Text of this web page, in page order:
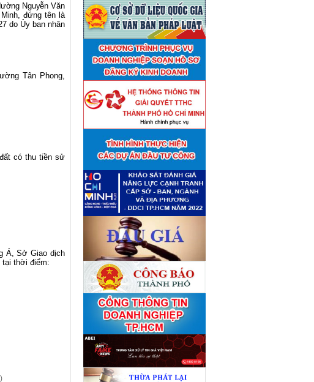
Nguyễn Văn
đứng tên là
do Ủy ban nhân
Tân Phong,
có thu tiền sử
Á, Sở Giao dịch
tại thời điểm:
Thuê đơn vị tư vấn thẩm định
giá tài sản theo 09 Yêu cầu
định giá tài sản (04/08)
■ Quyết định số 4489/QĐ-
UBND ngày 21 tháng 7 năm
2026 của Ủy ban nhân dân
Thành phố về việc công bố
danh mục thủ tục hành chính
bị bãi bỏ lĩnh vực Công nghệ
thông tin thuộc phạm vi chức
năng quản lý của Sở Tài
chính (27/07)
Quyết định số 4477/QĐ-
UBND ngày 20 tháng 7 năm
2026 của Ủy ban nhân dân
Thành phố về việc công bố
danh mục thủ tục hành chính
nội bộ mới ban hành lĩnh vực
Công nghệ thông tin thuộc
phạm vi chức năng quản lý
của Sở Tài chính (27/07)
■ Thuê đơn vị tư vấn thẩm định
giá số C45701 (lần 2)
(27/07)
Thuê đơn vị tư vấn thẩm định
giá số 38965 (27/07)